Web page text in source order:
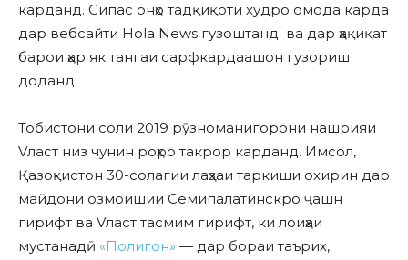
карданд. Сипас онҳо тадқиқоти худро омода карда
дар вебсайти Hola News гузоштанд ва дар ҳақиқат
барои ҳар як тангаи сарфкардаашон гузориш
доданд.
Тобистони соли 2019 рӯзноманигорони нашрияи
Vласт низ чунин роҳро такрор карданд. Имсол,
Қазоқистон 30-солагии лаҳзаи таркиши охирин дар
майдони озмоишии Семипалатинскро ҷашн
гирифт ва Vласт тасмим гирифт, ки лоиҳаи
мустанадӣ «Полигон» — дар бораи таърих,